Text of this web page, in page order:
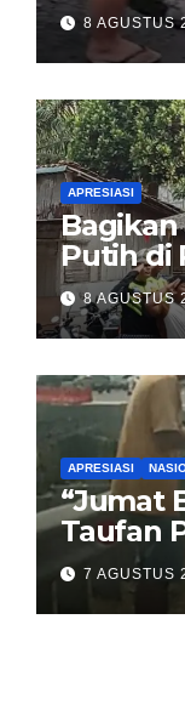
dan
Korupsi
Rp321
8 AGUSTUS
APRESIASI
Bagikan
Putih di
Karib
8 AGUSTUS
APRESIASI
“Jumat
Taufan
Sopir
00
7 AGUSTUS